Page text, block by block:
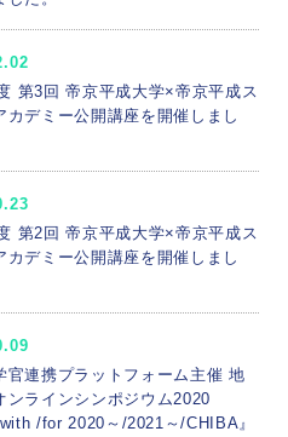
第3回 帝京平成大学×帝京平成ス
カデミー公開講座を開催しまし
第2回 帝京平成大学×帝京平成ス
カデミー公開講座を開催しまし
官連携プラットフォーム主催 地
ンラインシンポジウム2020
with /for 2020～/2021～/CHIBA』